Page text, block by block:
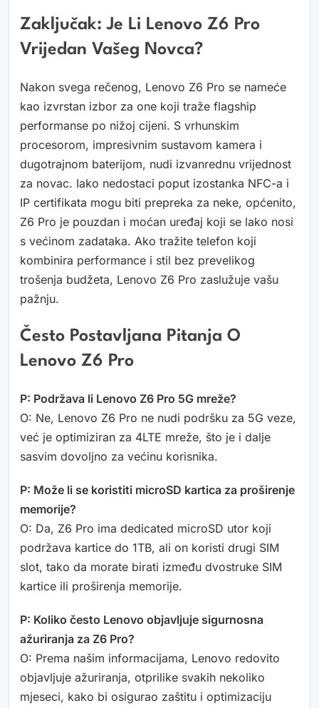
Zaključak: Je Li Lenovo Z6 Pro
Vrijedan Vašeg Novca?
Nakon svega rečenog, Lenovo Z6 Pro se nameće
kao izvrstan izbor za one koji traže flagship
performanse po nižoj cijeni. S vrhunskim
procesorom, impresivnim sustavom kamera i
dugotrajnom baterijom, nudi izvanrednu vrijednost
za novac. Iako nedostaci poput izostanka NFC-a i
IP certifikata mogu biti prepreka za neke, općenito,
Z6 Pro je pouzdan i moćan uređaj koji se lako nosi
s većinom zadataka. Ako tražite telefon koji
kombinira performance i stil bez prevelikog
trošenja budžeta, Lenovo Z6 Pro zaslužuje vašu
pažnju.
Često Postavljana Pitanja O
Lenovo Z6 Pro
P: Podržava li Lenovo Z6 Pro 5G mreže?
O: Ne, Lenovo Z6 Pro ne nudi podršku za 5G veze,
već je optimiziran za 4LTE mreže, što je i dalje
sasvim dovoljno za većinu korisnika.
P: Može li se koristiti microSD kartica za proširenje
memorije?
O: Da, Z6 Pro ima dedicated microSD utor koji
podržava kartice do 1TB, ali on koristi drugi SIM
slot, tako da morate birati između dvostruke SIM
kartice ili proširenja memorije.
P: Koliko često Lenovo objavljuje sigurnosna
ažuriranja za Z6 Pro?
O: Prema našim informacijama, Lenovo redovito
objavljuje ažuriranja, otprilike svakih nekoliko
mjeseci, kako bi osigurao zaštitu i optimizaciju